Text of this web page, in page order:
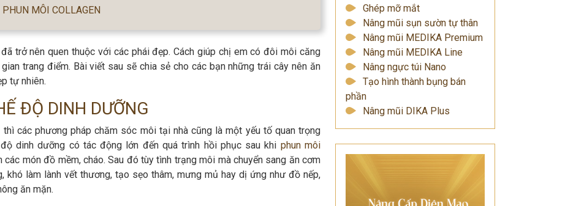
MÔI COLLAGEN
trở nên quen thuộc với các phái đẹp. Cách giúp chị em có đôi môi căng
trang điểm. Bài viết sau sẽ chia sẻ cho các bạn những trái cây nên ăn
tự nhiên.
ĐỘ DINH DƯỠNG
các phương pháp chăm sóc môi tại nhà cũng là một yếu tố quan trọng
dinh dưỡng có tác động lớn đến quá trình hồi phục sau khi phun môi
các món đồ mềm, cháo. Sau đó tùy tình trạng môi mà chuyển sang ăn cơm
khó làm lành vết thương, tạo sẹo thâm, mưng mủ hay dị ứng như đồ nếp,
ăn mặn.
Ghép mỡ mắt
Nâng mũi sụn sườn tự thân
Nâng mũi MEDIKA Premium
Nâng mũi MEDIKA Line
Nâng ngực túi Nano
Tạo hình thành bụng bán
phần
Nâng mũi DIKA Plus